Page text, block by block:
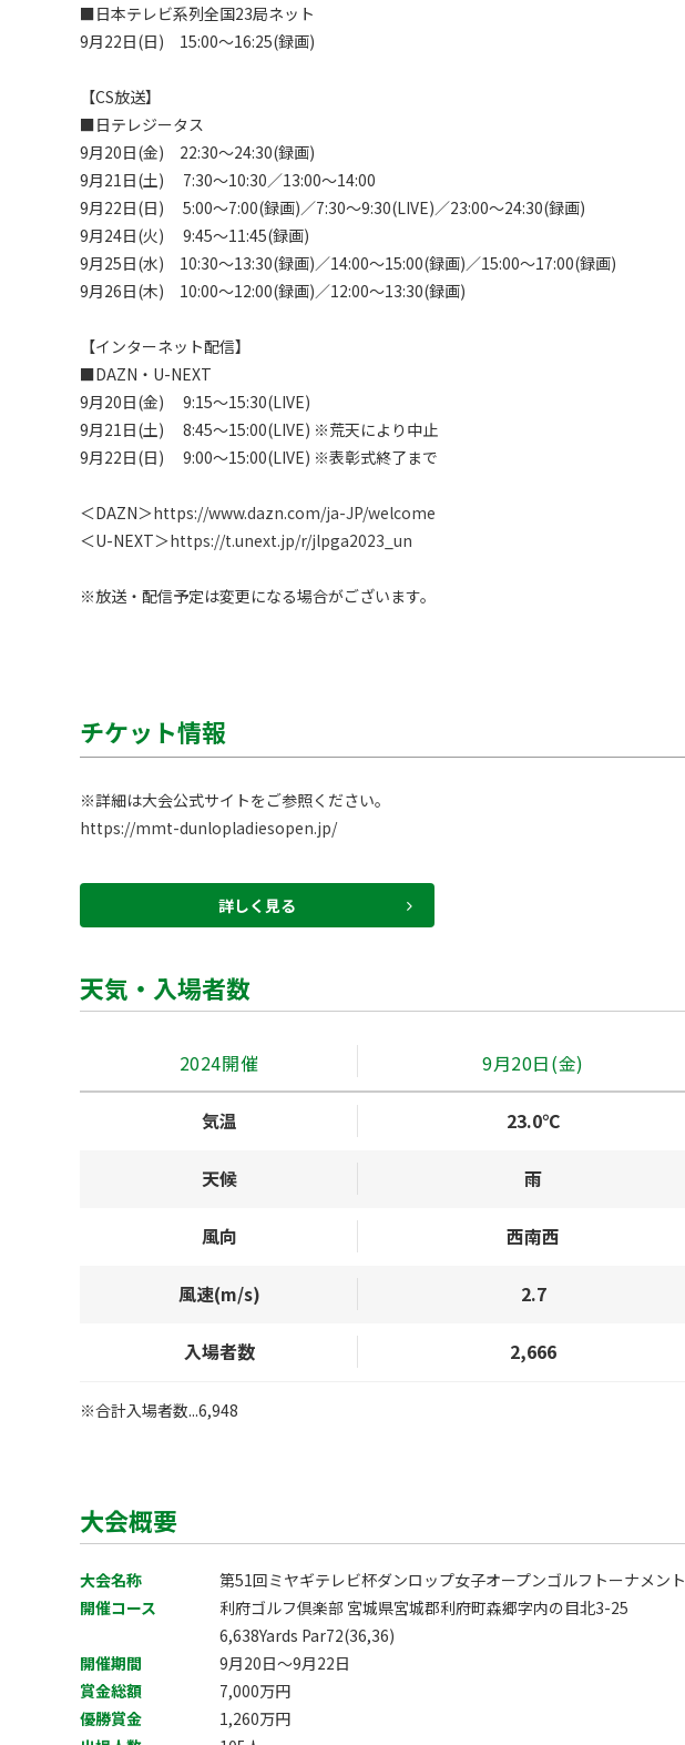
■日本テレビ系列全国23局ネット
9月22日(日)　15:00～16:25(録画)
【CS放送】
■日テレジータス
9月20日(金)　22:30～24:30(録画)
9月21日(土)　 7:30～10:30／13:00～14:00
9月22日(日)　 5:00～7:00(録画)／7:30～9:30(LIVE)／23:00～24:30(録画)
9月24日(火)　 9:45～11:45(録画)
9月25日(水)　10:30～13:30(録画)／14:00～15:00(録画)／15:00～17:00(録画)
9月26日(木)　10:00～12:00(録画)／12:00～13:30(録画)
【インターネット配信】
■DAZN・U-NEXT
9月20日(金)　 9:15～15:30(LIVE)
9月21日(土)　 8:45～15:00(LIVE) ※荒天により中止
9月22日(日)　 9:00～15:00(LIVE) ※表彰式終了まで
＜DAZN＞https://www.dazn.com/ja-JP/welcome
＜U-NEXT＞https://t.unext.jp/r/jlpga2023_un
チケット情報
https://mmt-dunlopladiesopen.jp/
詳しく見る
天気・入場者数
2024開催 9月20日(金)
気温 23.0℃
天候 雨
風向 西南西
風速(m/s) 2.7
入場者数 2,666
※合計入場者数...6,948
大会概要
大会名称
第51回ミヤギテレビ杯ダンロップ女子オープンゴルフトーナメント
開催コース
利府ゴルフ倶楽部 宮城県宮城郡利府町森郷字内の目北3-25
6,638Yards Par72(36,36)
開催期間
9月20日～9月22日
賞金総額
7,000万円
優勝賞金
1,260万円